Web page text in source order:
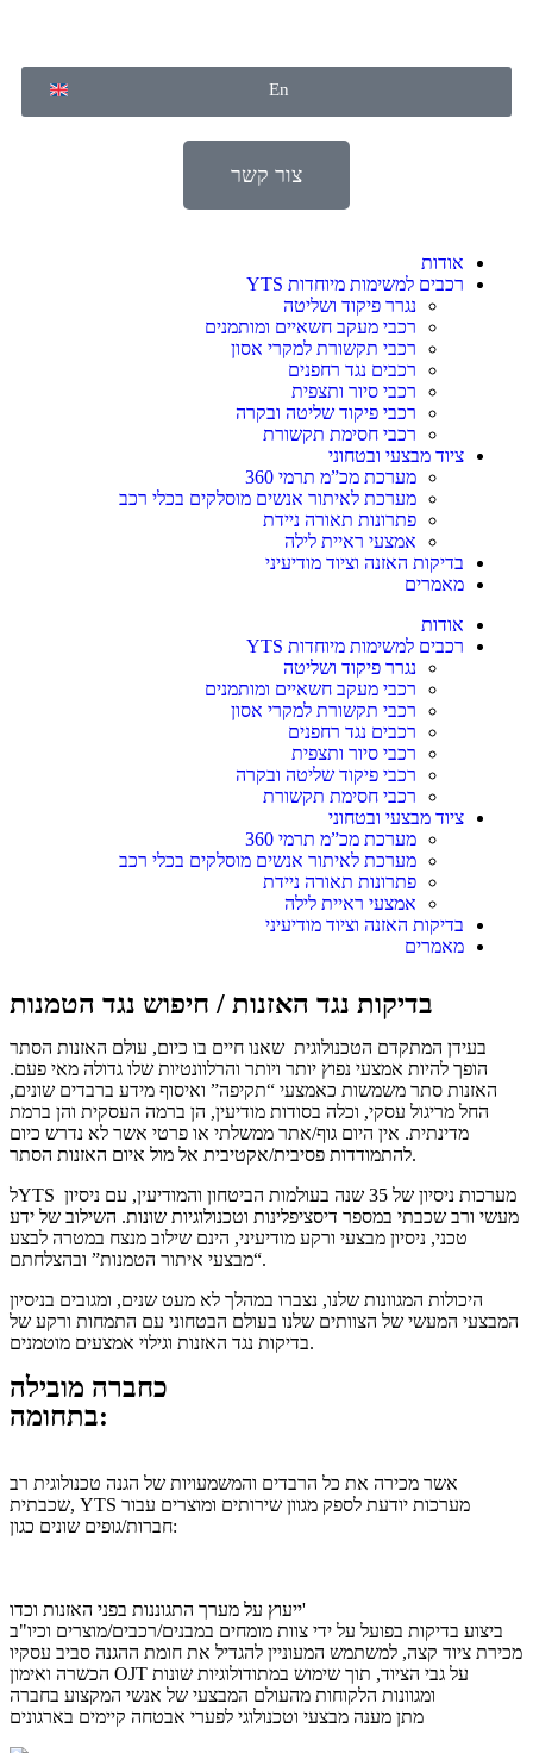
En
צור קשר
אודות
רכבים למשימות מיוחדות YTS
נגרר פיקוד ושליטה
רכבי מעקב חשאיים ומותמנים
רכבי תקשורת למקרי אסון
רכבים נגד רחפנים
רכבי סיור ותצפית
רכבי פיקוד שליטה ובקרה
רכבי חסימת תקשורת
ציוד מבצעי ובטחוני
מערכת מכ”מ תרמי 360
מערכת לאיתור אנשים מוסלקים בכלי רכב
פתרונות תאורה ניידת
אמצעי ראיית לילה
בדיקות האזנה וציוד מודיעיני
מאמרים
אודות
רכבים למשימות מיוחדות YTS
נגרר פיקוד ושליטה
רכבי מעקב חשאיים ומותמנים
רכבי תקשורת למקרי אסון
רכבים נגד רחפנים
רכבי סיור ותצפית
רכבי פיקוד שליטה ובקרה
רכבי חסימת תקשורת
ציוד מבצעי ובטחוני
מערכת מכ”מ תרמי 360
מערכת לאיתור אנשים מוסלקים בכלי רכב
פתרונות תאורה ניידת
אמצעי ראיית לילה
בדיקות האזנה וציוד מודיעיני
מאמרים
בדיקות נגד האזנות / חיפוש נגד הטמנות
בעידן המתקדם הטכנולוגית שאנו חיים בו כיום, עולם האזנות הסתר
הופך להיות אמצעי נפוץ יותר ויותר והרלוונטיות שלו גדולה מאי פעם.
האזנות סתר משמשות כאמצעי “תקיפה” ואיסוף מידע ברבדים שונים,
החל מריגול עסקי, וכלה בסודות מודיעין, הן ברמה העסקית והן ברמת
מדינתית. אין היום גוף/אתר ממשלתי או פרטי אשר לא נדרש כיום
להתמודדות פסיבית/אקטיבית אל מול איום האזנות הסתר.
לYTS מערכות ניסיון של 35 שנה בעולמות הביטחון והמודיעין, עם ניסיון
מעשי ורב שכבתי במספר דיסציפלינות וטכנולוגיות שונות. השילוב של ידע
טכני, ניסיון מבצעי ורקע מודיעיני, הינם שילוב מנצח במטרה לבצע
“מבצעי איתור הטמנות” ובהצלחתם.
היכולות המגוונות שלנו, נצברו במהלך לא מעט שנים, ומגובים בניסיון
המבצעי המעשי של הצוותים שלנו בעולם הבטחוני עם התמחות ורקע של
בדיקות נגד האזנות וגילוי אמצעים מוטמנים.
כחברה מובילה
בתחומה:
אשר מכירה את כל הרבדים והמשמעויות של הגנה טכנולוגית רב
שכבתית, YTS מערכות יודעת לספק מגוון שירותים ומוצרים עבור
חברות/גופים שונים כגון:
ייעוץ על מערך התגוננות בפני האזנות וכדו'
ביצוע בדיקות בפועל על ידי צוות מומחים במבנים/רכבים/מוצרים וכיו"ב
מכירת ציוד קצה, למשתמש המעוניין להגדיל את חומת ההגנה סביב עסקיו
הכשרה ואימון OJT על גבי הציוד, תוך שימוש במתודולוגיות שונות
ומגוונות הלקוחות מהעולם המבצעי של אנשי המקצוע בחברה
מתן מענה מבצעי וטכנולוגי לפערי אבטחה קיימים בארגונים